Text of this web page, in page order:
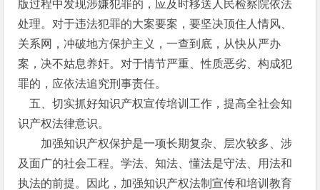
版过程中发现涉嫌犯罪的，应及时移送人民检察院依法
处理。对于违法犯罪的大案要案，要坚决顶住人情风、
关系网，冲破地方保护主义，一查到底，从快从严办
案，决不姑息养奸。对于情节严重、性质恶劣、构成犯
罪的，应依法追究刑事责任。
五、切实抓好知识产权宣传培训工作，提高全社会知
识产权法律意识。
加强知识产权保护是一项长期复杂、层次较多、涉
及面广的社会工程。学法、知法、懂法是守法、用法和
执法的前提。因此，加强知识产权法制宣传和培训教育